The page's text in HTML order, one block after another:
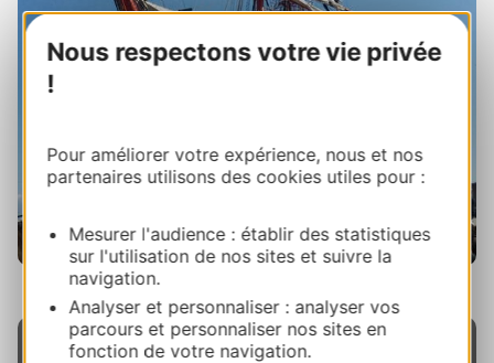
Nous respectons votre vie privée
!
Pour améliorer votre expérience, nous et nos
partenaires utilisons des cookies utiles pour :
Mesurer l'audience : établir des statistiques
sur l'utilisation de nos sites et suivre la
navigation.
Analyser et personnaliser : analyser vos
parcours et personnaliser nos sites en
fonction de votre navigation.
Escale à Sète, Julie Noclerq / ADT Hérault